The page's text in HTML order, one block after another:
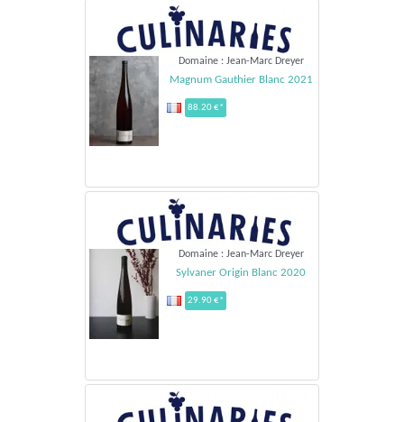
Domaine : Jean-Marc Dreyer
Magnum Gauthier Blanc 2021
88.20 €*
Domaine : Jean-Marc Dreyer
Sylvaner Origin Blanc 2020
29.90 €*